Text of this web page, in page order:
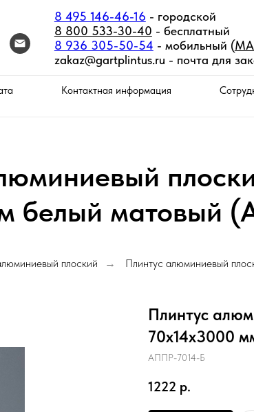
8 495 146-46-16 - городской
8 800 533-30-40 - бесплатный
8 936 305-50-54 - мобильный (
zakaz@gartplintus.ru - почта для
Контактная информация
белый матовый
плоский → Плинтус алюминиевый
Плинтус
70х14х3000
АППР-7014-Б
1222 р.